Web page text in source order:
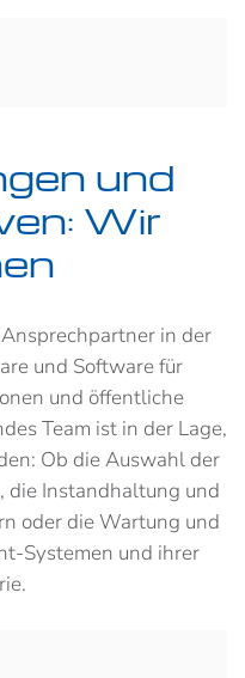
und
Wir
in der
und Software für
und öffentliche
Team ist in der Lage,
Ob die Auswahl der
die Instandhaltung und
oder die Wartung und
Systemen und ihrer